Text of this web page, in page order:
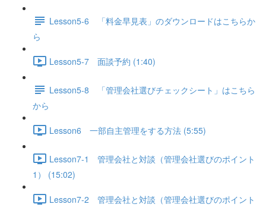
Lesson5-6 「料金早見表」のダウンロードはこちらか
ら
Lesson5-7 面談予約 (1:40)
Lesson5-8 「管理会社選びチェックシート」はこちら
から
Lesson6 一部自主管理をする方法 (5:55)
Lesson7-1 管理会社と対談（管理会社選びのポイント
1） (15:02)
Lesson7-2 管理会社と対談（管理会社選びのポイント